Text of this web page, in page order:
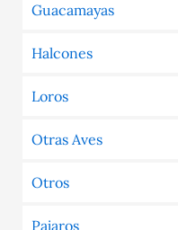
Guacamayas
Halcones
Loros
Otras Aves
Otros
Pajaros